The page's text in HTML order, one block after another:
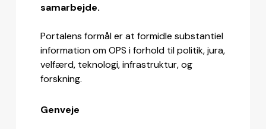
samarbejde.
Portalens formål er at formidle substantiel
information om OPS i forhold til politik, jura,
velfærd, teknologi, infrastruktur, og
forskning.
Genveje